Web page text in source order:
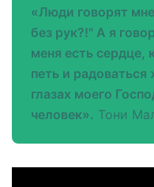
«Люди говорят
без рук?!" А я
меня есть сердце,
петь и
глазах моего
человек». Тони